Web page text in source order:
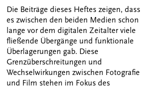
Die Beiträge dieses Heftes zeigen, dass
es zwischen den beiden Medien schon
lange vor dem digitalen Zeitalter viele
fließende Übergänge und funktionale
Überlagerungen gab. Diese
Grenzüberschreitungen und
Wechselwirkungen zwischen Fotografie
und Film stehen im Fokus des